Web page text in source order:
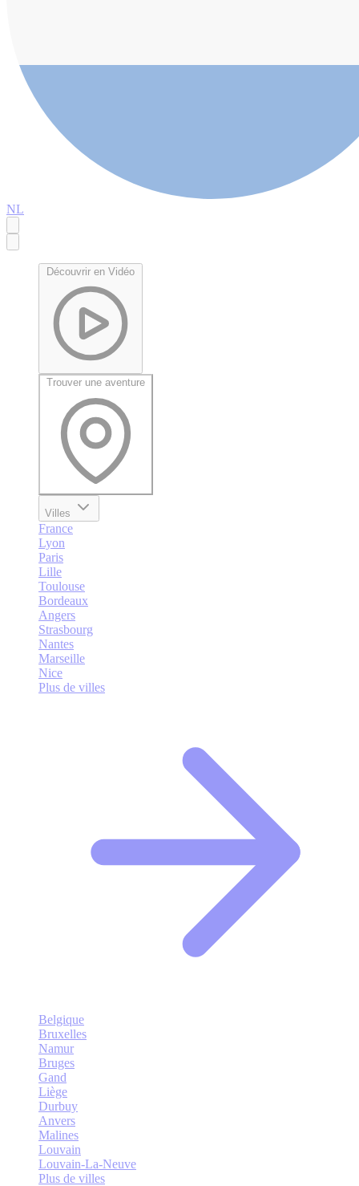
NL
Découvrir en Vidéo
Trouver une aventure
Villes
France
Lyon
Paris
Lille
Toulouse
Bordeaux
Angers
Strasbourg
Nantes
Marseille
Nice
Plus de villes
Belgique
Bruxelles
Namur
Bruges
Gand
Liège
Durbuy
Anvers
Malines
Louvain
Louvain-La-Neuve
Plus de villes